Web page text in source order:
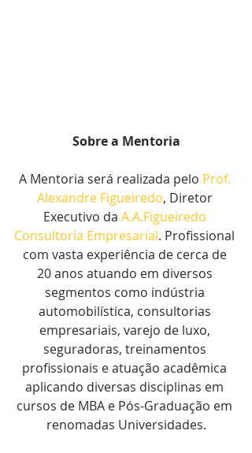
Sobre a Mentoria
A Mentoria será realizada pelo Prof.
Alexandre Figueiredo, Diretor
Executivo da A.A.Figueiredo
Consultoria Empresarial. Profissional
com vasta experiência de cerca de
20 anos atuando em diversos
segmentos como indústria
automobilística, consultorias
empresariais, varejo de luxo,
seguradoras, treinamentos
profissionais e atuação acadêmica
aplicando diversas disciplinas em
cursos de MBA e Pós-Graduação em
renomadas Universidades.